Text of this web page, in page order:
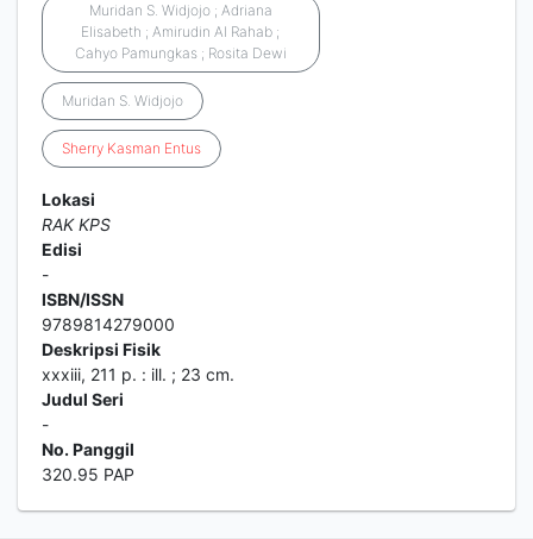
Muridan S. Widjojo ; Adriana
Elisabeth ; Amirudin Al Rahab ;
Cahyo Pamungkas ; Rosita Dewi
Muridan S. Widjojo
Sherry Kasman Entus
Lokasi
RAK KPS
Edisi
-
ISBN/ISSN
9789814279000
Deskripsi Fisik
xxxiii, 211 p. : ill. ; 23 cm.
Judul Seri
-
No. Panggil
320.95 PAP